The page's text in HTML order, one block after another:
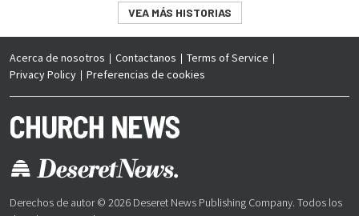
VEA MÁS HISTORIAS
Acerca de nosotros Contactanos
Terms of Service
Privacy Policy
Preferencias de cookies
Derechos de autor © 2026 Deseret News Publishing Company. Todos los